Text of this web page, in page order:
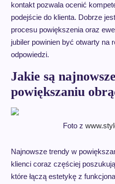
kontakt pozwala ocenić
podejście do klienta. Dobrze
procesu powiększenia oraz
jubiler powinien być otwarty na
odpowiedzi.
Jakie są
powiększaniu
Foto z
Najnowsze trendy w
klienci coraz częściej
które łączą estetykę z